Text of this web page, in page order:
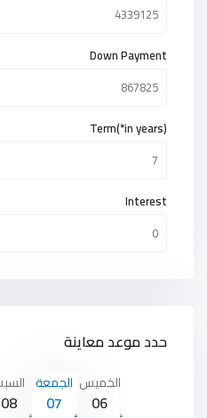
Down Payment
Term(*in years)
Interest
حدد موعد معاينة
الخميس
06
الجمعة
07
08